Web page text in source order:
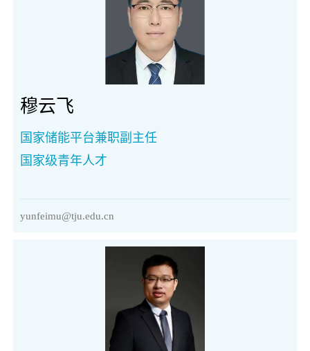
穆云飞
国家储能平台兼职副主任
国家级青年人才
yunfeimu@tju.edu.cn